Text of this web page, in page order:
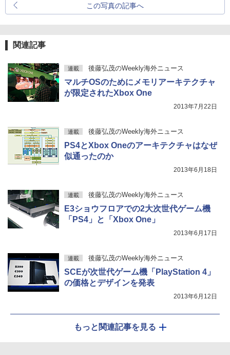
この写真の記事へ
関連記事
連載 後藤弘茂のWeekly海外ニュース
マルチOSのためにメモリアーキテクチャ
が限定されたXbox One
2013年7月22日
連載 後藤弘茂のWeekly海外ニュース
PS4とXbox Oneのアーキテクチャはなぜ
似通ったのか
2013年6月18日
連載 後藤弘茂のWeekly海外ニュース
E3ショウフロアでの2大次世代ゲーム機
「PS4」と「Xbox One」
2013年6月17日
連載 後藤弘茂のWeekly海外ニュース
SCEが次世代ゲーム機「PlayStation 4」
の価格とデザインを発表
2013年6月12日
もっと関連記事を見る